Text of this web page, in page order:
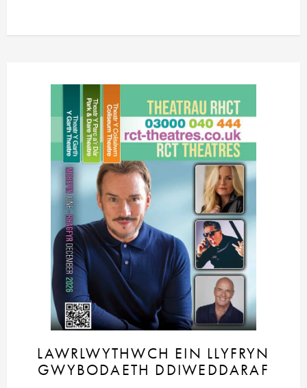
LAWRLWYTHWCH EIN LLYFRYN
GWYBODAETH DDIWEDDARAF